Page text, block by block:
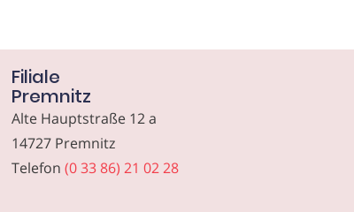
Filiale
Premnitz
Alte Hauptstraße 12 a
14727 Premnitz
Telefon (0 33 86) 21 02 28